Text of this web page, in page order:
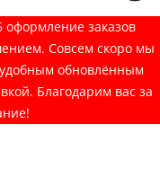
заказов
Совсем скоро мы
обновлённым
Благодарим вас за